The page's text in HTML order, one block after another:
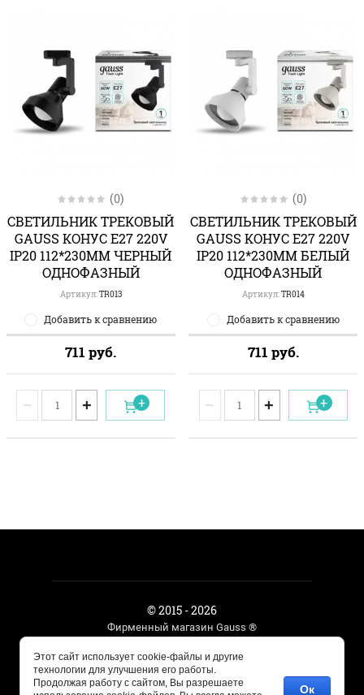
(0)
СВЕТИЛЬНИК ТРЕКОВЫЙ
GAUSS КОНУС E27 220V
IP20 112*230ММ ЧЕРНЫЙ
ОДНОФАЗНЫЙ
Артикул:TR013
Добавить к сравнению
711 руб.
− +
(0)
СВЕТИЛЬНИК ТРЕКОВЫЙ
GAUSS КОНУС E27 220V
IP20 112*230ММ БЕЛЫЙ
ОДНОФАЗНЫЙ
Артикул:TR014
Добавить к сравнению
711 руб.
− +
© 2015 - 2026
Фирменный магазин Gauss ®
Megagroup.ru
Этот сайт использует cookie-файлы и другие
технологии для улучшения его работы.
Продолжая работу с сайтом, Вы разрешаете
Ок